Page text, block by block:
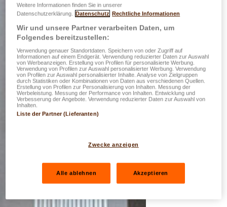
Weitere Informationen finden Sie in unserer
Datenschutzerklärung. Datenschutz Rechtliche Informationen
Wir und unsere Partner verarbeiten Daten, um
Folgendes bereitzustellen:
Verwendung genauer Standortdaten. Speichern von oder Zugriff auf
Informationen auf einem Endgerät. Verwendung reduzierter Daten zur Auswahl
von Werbeanzeigen. Erstellung von Profilen für personalisierte Werbung.
Verwendung von Profilen zur Auswahl personalisierter Werbung. Verwendung
von Profilen zur Auswahl personalisierter Inhalte. Analyse von Zielgruppen
durch Statistiken oder Kombinationen von Daten aus verschiedenen Quellen.
Erstellung von Profilen zur Personalisierung von Inhalten. Messung der
Werbeleistung. Messung der Performance von Inhalten. Entwicklung und
Verbesserung der Angebote. Verwendung reduzierter Daten zur Auswahl von
Inhalten.
Liste der Partner (Lieferanten)
Zwecke anzeigen
Alle ablehnen Akzeptieren